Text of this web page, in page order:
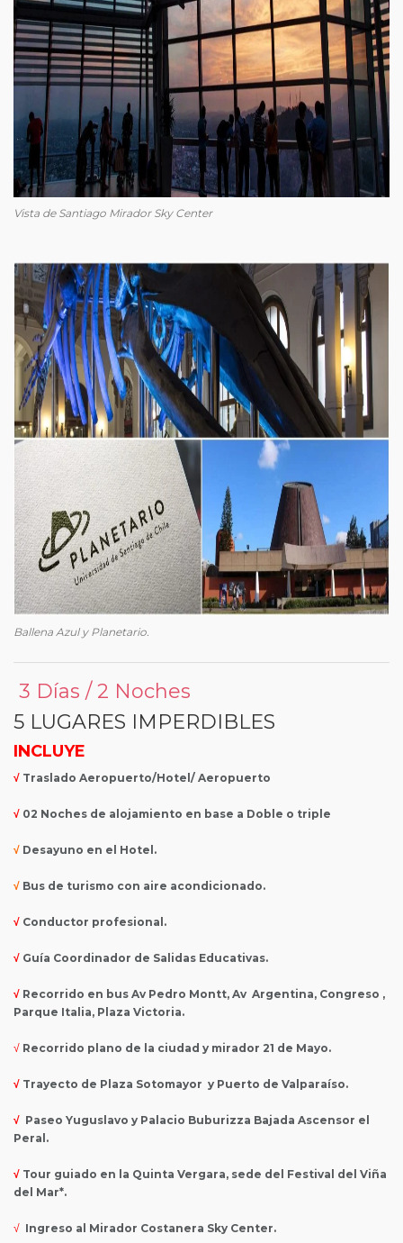
Vista de Santiago Mirador Sky Center
Ballena Azul y Planetario.
3 Días / 2 Noches
5 LUGARES IMPERDIBLES
INCLUYE
√ Traslado Aeropuerto/Hotel/ Aeropuerto
√ 02 Noches de alojamiento en base a Doble o triple
√ Desayuno en el Hotel.
√ Bus de turismo con aire acondicionado.
√ Conductor profesional.
√ Guía Coordinador de Salidas Educativas.
√ Recorrido en bus Av Pedro Montt, Av Argentina, Congreso ,
Parque Italia, Plaza Victoria.
√ Recorrido plano de la ciudad y mirador 21 de Mayo.
√ Trayecto de Plaza Sotomayor y Puerto de Valparaíso.
√ Paseo Yuguslavo y Palacio Buburizza Bajada Ascensor el
Peral.
√ Tour guiado en la Quinta Vergara, sede del Festival del Viña
del Mar*.
√ Ingreso al Mirador Costanera Sky Center.